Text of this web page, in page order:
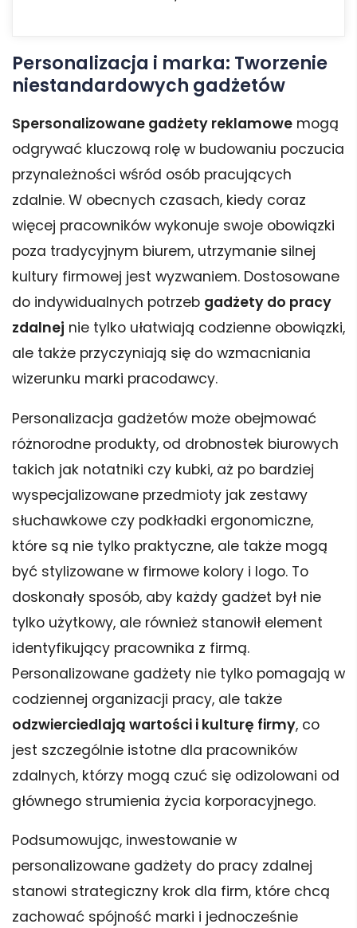
Personalizacja i marka: Tworzenie
niestandardowych gadżetów
Spersonalizowane gadżety reklamowe mogą
odgrywać kluczową rolę w budowaniu poczucia
przynależności wśród osób pracujących
zdalnie. W obecnych czasach, kiedy coraz
więcej pracowników wykonuje swoje obowiązki
poza tradycyjnym biurem, utrzymanie silnej
kultury firmowej jest wyzwaniem. Dostosowane
do indywidualnych potrzeb gadżety do pracy
zdalnej nie tylko ułatwiają codzienne obowiązki,
ale także przyczyniają się do wzmacniania
wizerunku marki pracodawcy.
Personalizacja gadżetów może obejmować
różnorodne produkty, od drobnostek biurowych
takich jak notatniki czy kubki, aż po bardziej
wyspecjalizowane przedmioty jak zestawy
słuchawkowe czy podkładki ergonomiczne,
które są nie tylko praktyczne, ale także mogą
być stylizowane w firmowe kolory i logo. To
doskonały sposób, aby każdy gadżet był nie
tylko użytkowy, ale również stanowił element
identyfikujący pracownika z firmą.
Personalizowane gadżety nie tylko pomagają w
codziennej organizacji pracy, ale także
odzwierciedlają wartości i kulturę firmy, co
jest szczególnie istotne dla pracowników
zdalnych, którzy mogą czuć się odizolowani od
głównego strumienia życia korporacyjnego.
Podsumowując, inwestowanie w
personalizowane gadżety do pracy zdalnej
stanowi strategiczny krok dla firm, które chcą
zachować spójność marki i jednocześnie